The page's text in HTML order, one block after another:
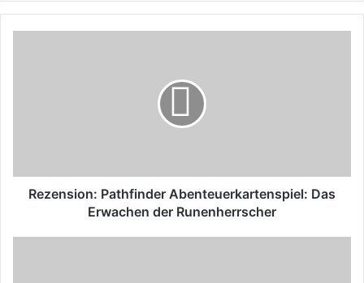
Rezension: Pathfinder Abenteuerkartenspiel: Das
Erwachen der Runenherrscher